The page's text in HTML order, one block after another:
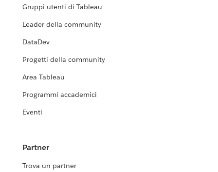
Gruppi utenti di Tableau
Leader della community
DataDev
Progetti della community
Area Tableau
Programmi accademici
Eventi
Partner
Trova un partner